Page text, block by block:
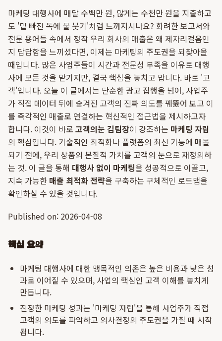
마케팅 대행사에 매달 수백만 원, 많게는 수천만 원을 지출하고
도 '밑 빠진 독에 물 붓기'처럼 느껴지시나요? 화려한 보고서와
전문 용어들 속에서 정작 우리 회사의 매출은 왜 제자리걸음인
지 답답함을 느끼셨다면, 이제는 마케팅의 주도권을 되찾아올
때입니다. 많은 사업주들이 시간과 전문성 부족을 이유로 대행
사에 모든 것을 맡기지만, 결국 핵심을 놓치고 맙니다. 바로 '고
객'입니다. 오늘 이 글에서는 단순한 광고 집행을 넘어, 사업주
가 직접 데이터 뒤에 숨겨진 고객의 진짜 의도를 꿰뚫어 보고 이
를 즉각적인 매출로 연결하는 혁신적인 접근법을 제시하고자
합니다. 이것이 바로 고객의눈 김팀장이 강조하는 마케팅 자립
의 핵심입니다. 기술적인 최적화나 플랫폼의 최신 기능에 매몰
되기 전에, 우리 상품의 본질적 가치를 고객의 눈으로 재정의하
는 것. 이 글을 통해 대행사 없이 마케팅을 성공적으로 이끌고,
지속 가능한 매출 최적화 전략을 구축하는 구체적인 로드맵을
확인하실 수 있을 것입니다.
Published on: 2026-04-08
핵심 요약
마케팅 대행사에 대한 맹목적인 의존은 높은 비용과 낮은 성
과로 이어질 수 있으며, 사업의 핵심인 고객 이해를 놓치게
만듭니다.
진정한 마케팅 성과는 '마케팅 자립'을 통해 사업주가 직접
고객의 의도를 파악하고 의사결정의 주도권을 가질 때 시작
됩니다.